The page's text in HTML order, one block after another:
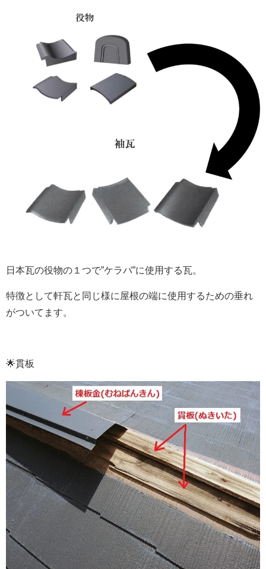
日本瓦の役物の１つで”ケラバ”に使用する瓦。
特徴として軒瓦と同じ様に屋根の端に使用するための垂れ
がついてます。
🌟貫板